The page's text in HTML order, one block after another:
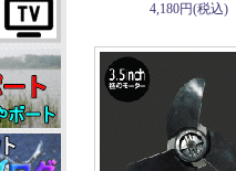
4,180円(税込)